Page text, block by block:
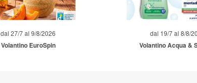
dal 27/7 al 9/8/2026
Volantino EuroSpin
dal 19/7 al 8/8/
Volantino Acqua &